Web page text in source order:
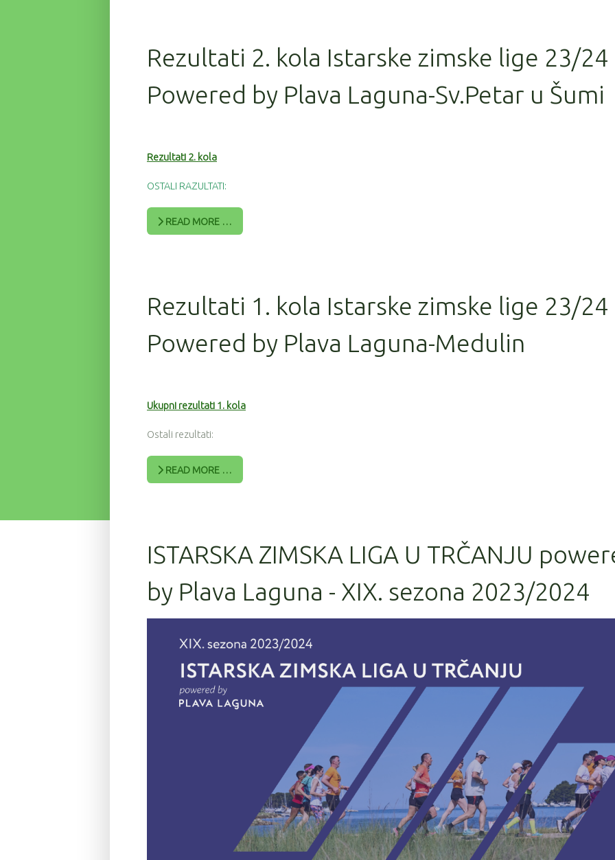
Rezultati 2. kola Istarske zimske lige 23/24
Powered by Plava Laguna-Sv.Petar u Šumi
Rezultati 2. kola
OSTALI RAZULTATI:
READ MORE …
Rezultati 1. kola Istarske zimske lige 23/24
Powered by Plava Laguna-Medulin
Ukupni rezultati 1. kola
Ostali rezultati:
READ MORE …
ISTARSKA ZIMSKA LIGA U TRČANJU
by Plava Laguna - XIX. sezona 2023/2024